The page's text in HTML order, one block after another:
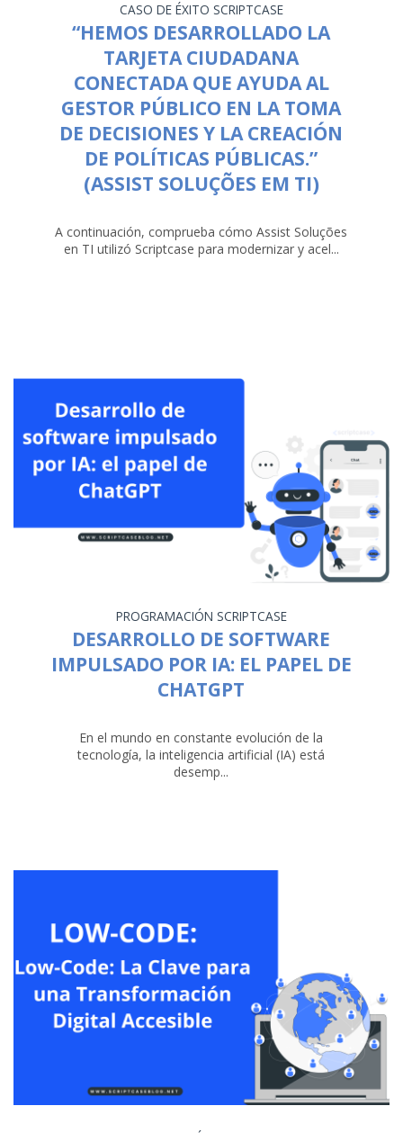
CASO DE ÉXITO SCRIPTCASE
“HEMOS DESARROLLADO LA
TARJETA CIUDADANA
CONECTADA QUE AYUDA AL
GESTOR PÚBLICO EN LA TOMA
DE DECISIONES Y LA CREACIÓN
DE POLÍTICAS PÚBLICAS.”
(ASSIST SOLUÇÕES EM TI)
A continuación, comprueba cómo Assist Soluções
en TI utilizó Scriptcase para modernizar y acel...
PROGRAMACIÓN SCRIPTCASE
DESARROLLO DE SOFTWARE
IMPULSADO POR IA: EL PAPEL DE
CHATGPT
En el mundo en constante evolución de la
tecnología, la inteligencia artificial (IA) está
desemp...